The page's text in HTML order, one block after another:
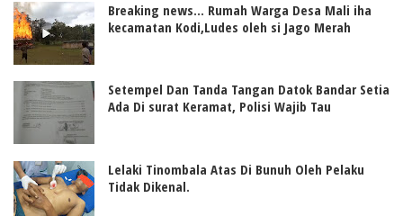
Breaking news... Rumah Warga Desa Mali iha
kecamatan Kodi,Ludes oleh si Jago Merah
Setempel Dan Tanda Tangan Datok Bandar Setia
Ada Di surat Keramat, Polisi Wajib Tau
Lelaki Tinombala Atas Di Bunuh Oleh Pelaku
Tidak Dikenal.